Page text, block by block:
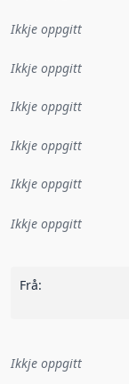
Ikkje oppgitt
Ikkje oppgitt
Ikkje oppgitt
Ikkje oppgitt
Ikkje oppgitt
Ikkje oppgitt
Frå:
til ei
Ikkje oppgitt